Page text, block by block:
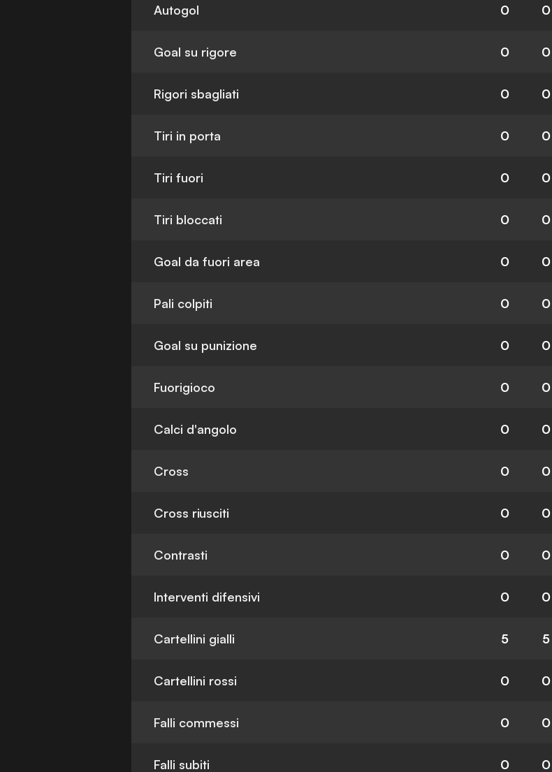
Autogol 0 0
Goal su rigore 0 0
Rigori sbagliati 0 0
Tiri in porta 0 0
Tiri fuori 0 0
Tiri bloccati 0 0
Goal da fuori area 0 0
Pali colpiti 0 0
Goal su punizione 0 0
Fuorigioco 0 0
Calci d'angolo 0 0
Cross 0 0
Cross riusciti 0 0
Contrasti 0 0
Interventi difensivi 0 0
Cartellini gialli 5 5
Cartellini rossi 0 0
Falli commessi 0 0
Falli subiti 0 0